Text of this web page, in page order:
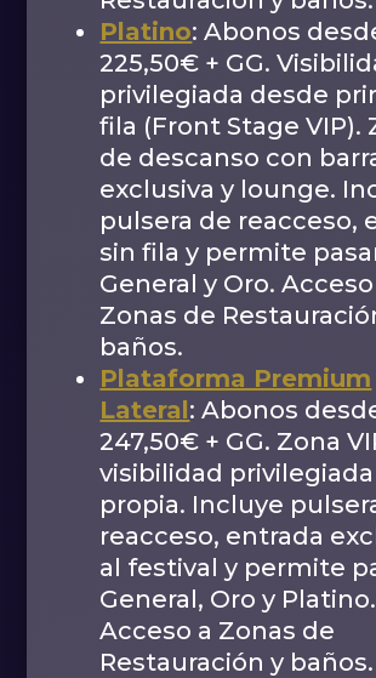
Platino: Abonos
225,50€ + GG.
privilegiada desde
fila (Front Stage VIP).
de descanso con
exclusiva y lounge.
pulsera de reacceso,
sin fila y permite
General y Oro. Acceso
Zonas de
baños.
Plataforma Premium
Lateral: Abonos
247,50€ + GG. Zona
visibilidad privilegiada
propia. Incluye
reacceso, entrada
al festival y permite
General, Oro y Platino.
Acceso a Zonas de
Restauración y baños.